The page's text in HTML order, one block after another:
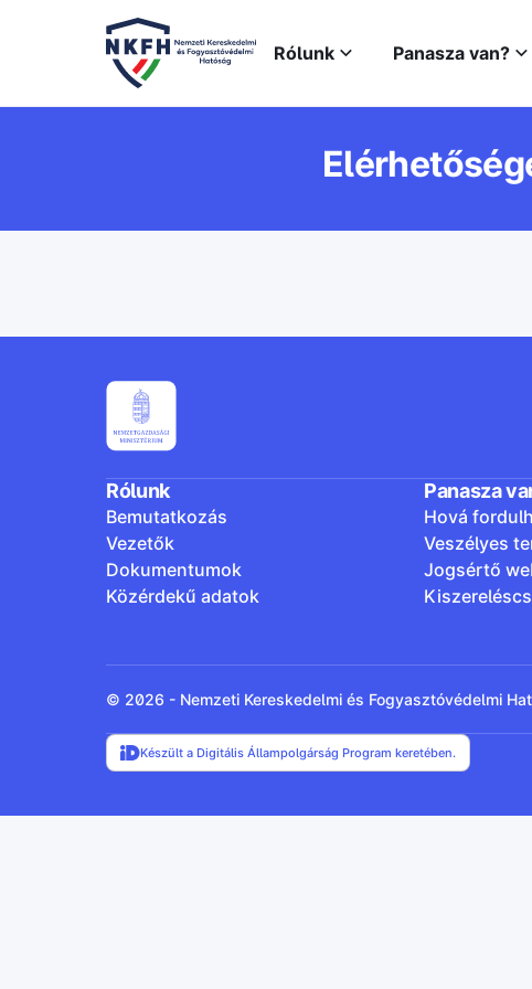
Rólunk Panasza van?
Rólunk
Bemutatkozás
Vezetők
Dokumentumok
Közérdekű adatok
Panasza
Hová
Veszélyes
Jogsértő
© 2026 - Nemzeti Kereskedelmi és Fogyasztóvédelmi
Készült a Digitális Állampolgárság Program keretében.